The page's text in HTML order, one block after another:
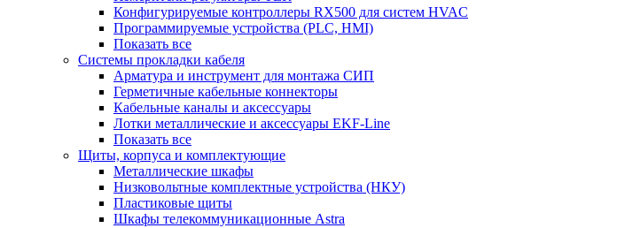
Конфигурируемые контроллеры RX500 для систем HVAC
Программируемые устройства (PLC, HMI)
Показать все
Системы прокладки кабеля
Арматура и инструмент для монтажа СИП
Герметичные кабельные коннекторы
Кабельные каналы и аксессуары
Лотки металлические и аксессуары EKF-Line
Показать все
Щиты, корпуса и комплектующие
Металлические шкафы
Низковольтные комплектные устройства (НКУ)
Пластиковые щиты
Шкафы телекоммуникационные Astra